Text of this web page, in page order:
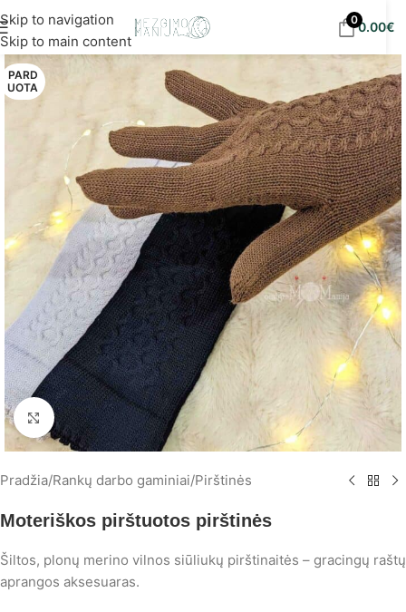
Skip to navigation
Skip to main content
eur!
00.00€
PARD
UOTA
Spustelėkite, norėdami padidinti
Pradžia/Rankų darbo gaminiai/Pirštinės
Moteriškos pirštuotos pirštinės
Šiltos, plonų merino vilnos siūliukų pirštinaitės – gracingų raštų
aprangos aksesuaras.